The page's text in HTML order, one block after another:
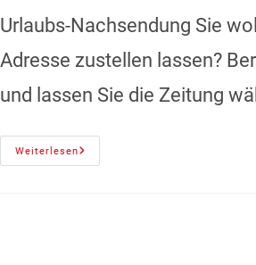
Urlaubs-Nachsendung Sie
Adresse zustellen lassen?
und lassen Sie die Zeitung
Weiterlesen